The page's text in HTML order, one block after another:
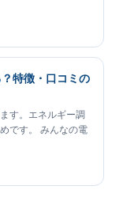
特徴・口コミの
す。エネルギー調
です。 みんなの電